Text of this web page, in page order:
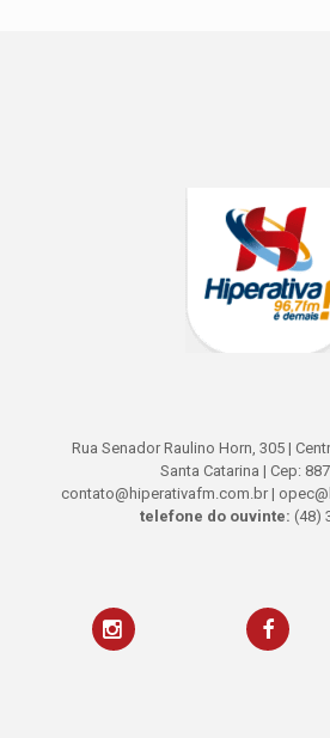
Rua Senador Raulino Horn, 305 |
Santa Catarina | Cep:
contato@hiperativafm.com.br |
telefone do ouvinte: (48)